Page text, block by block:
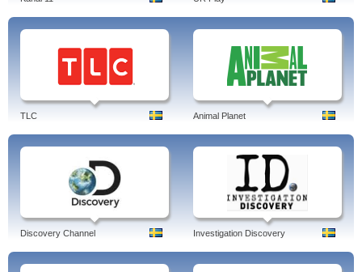
TLC Animal Planet
Discovery Channel Investigation Discovery